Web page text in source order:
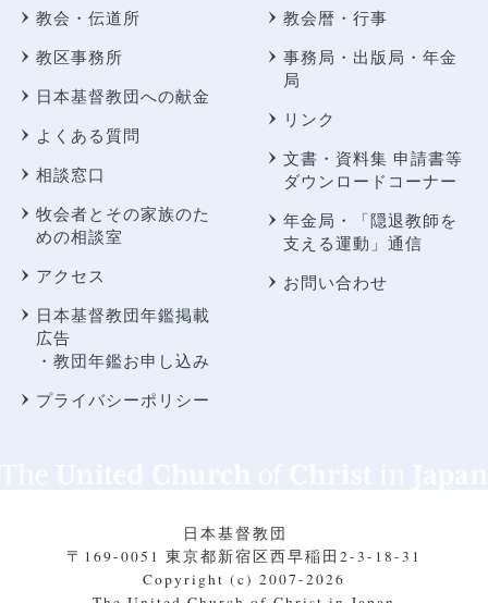
教会・伝道所
教区事務所
日本基督教団への献金
よくある質問
相談窓口
牧会者とその家族のた
めの相談室
アクセス
日本基督教団年鑑掲載
広告
・教団年鑑お申し込み
プライバシーポリシー
教会暦・行事
事務局・出版局・年金
局
リンク
文書・資料集 申請書等
ダウンロードコーナー
年金局・
「隠退教師を
支える運動」通信
お問い合わせ
日本基督教団
〒169-0051 東京都新宿区西早稲田2-3-18-31
Copyright (c) 2007-2026